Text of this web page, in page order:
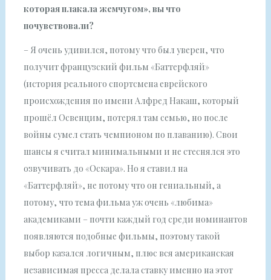
которая плакала жемчугом», вы что
почувствовали?
– Я очень удивился, потому что был уверен, что
получит французский фильм «Баттерфляй»
(история реального спортсмена еврейского
происхождения по имени Алфред Накаш, который
прошёл Освенцим, потерял там семью, но после
войны сумел стать чемпионом по плаванию). Свои
шансы я считал минимальными и не стеснялся это
озвучивать до «Оскара». Но я ставил на
«Баттерфляй», не потому что он гениальный, а
потому, что тема фильма уж очень «любима»
академиками – почти каждый год среди номинантов
появляются подобные фильмы, поэтому такой
выбор казался логичным, плюс вся американская
независимая пресса делала ставку именно на этот